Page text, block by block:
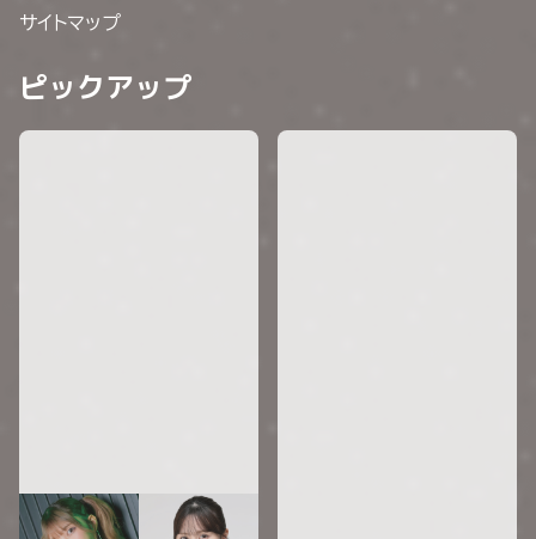
サイトマップ
ピックアップ